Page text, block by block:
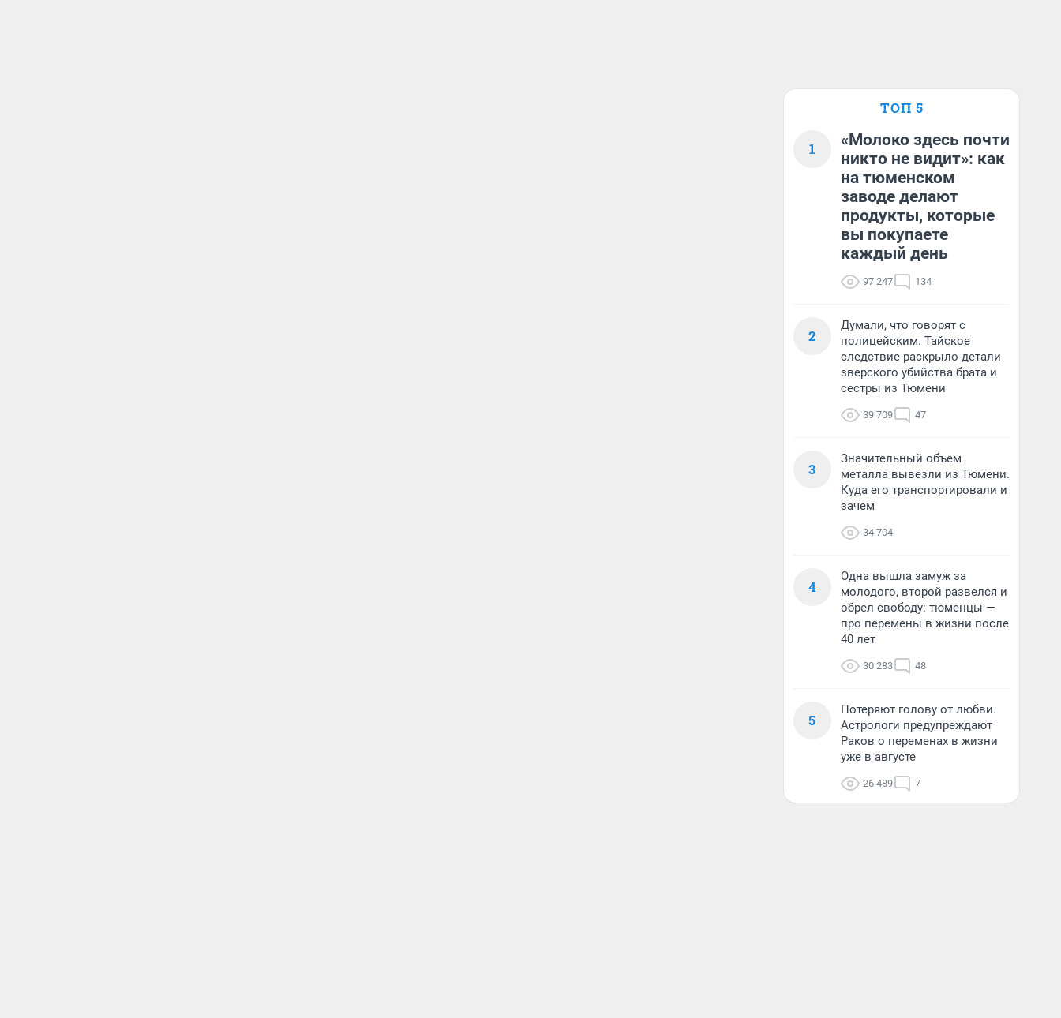
ТОП 5
1
«Молоко здесь почти
никто не видит»: как
на тюменском
заводе делают
продукты, которые
вы покупаете
каждый день
97 247 134
2
Думали, что говорят с
полицейским. Тайское
следствие раскрыло детали
зверского убийства брата и
сестры из Тюмени
39 709 47
3
Значительный объем
металла вывезли из Тюмени.
Куда его транспортировали и
зачем
34 704
4
Одна вышла замуж за
молодого, второй развелся и
обрел свободу: тюменцы —
про перемены в жизни после
40 лет
30 283 48
5
Потеряют голову от любви.
Астрологи предупреждают
Раков о переменах в жизни
уже в августе
26 489 7